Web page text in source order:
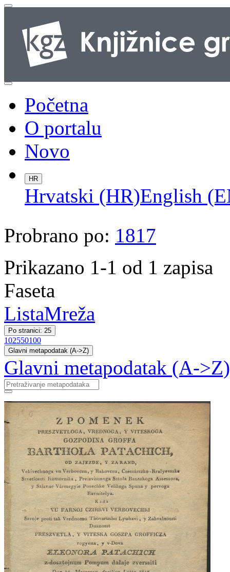
Početna
O portalu
Novo
HR
Hrvatski (HR)English
Probrano po: 1817
Prikazano 1-1 od 1 zapisa
Faseta
ListaMreža
Po stranici: 25
102550100
Glavni metapodatak (A->Z)
Glavni metapodatak (A->Z)